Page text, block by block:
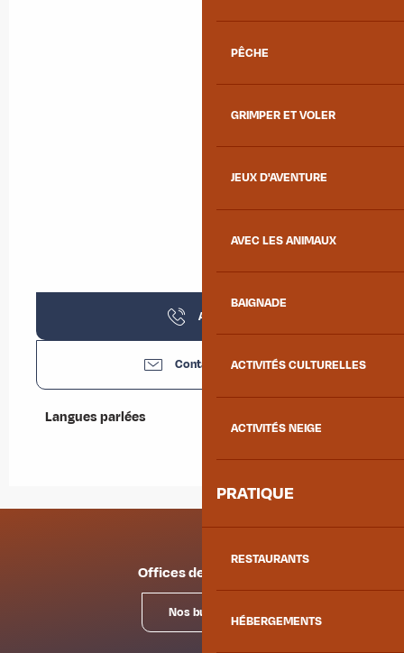
PÊCHE
GRIMPER ET VOLER
JEUX D'AVENTURE
AVEC LES ANIMAUX
BAIGNADE
ACTIVITÉS CULTURELLES
ACTIVITÉS NEIGE
PRATIQUE
RESTAURANTS
HÉBERGEMENTS
Appeler
Contactez-nous
Langues parlées
Langues parlées
Offices de tourisme
Nos bureaux